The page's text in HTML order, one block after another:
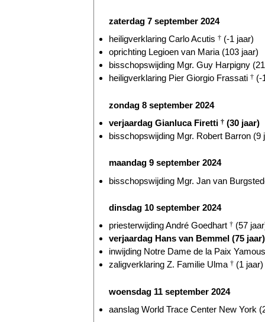
zaterdag 7 september 2024
heiligverklaring Carlo Acutis † (-1 jaar)
oprichting Legioen van Maria (103 jaar)
bisschopswijding Mgr. Guy Harpigny
heiligverklaring Pier Giorgio Frassati † (-
zondag 8 september 2024
verjaardag Gianluca Firetti † (30 jaar)
bisschopswijding Mgr. Robert Barron (9
maandag 9 september 2024
bisschopswijding Mgr. Jan van
dinsdag 10 september 2024
priesterwijding André Goedhart † (57
verjaardag Hans van Bemmel (75 jaar)
inwijding Notre Dame de la Paix
zaligverklaring Z. Familie Ulma † (1 jaar)
woensdag 11 september 2024
aanslag World Trace Center New York